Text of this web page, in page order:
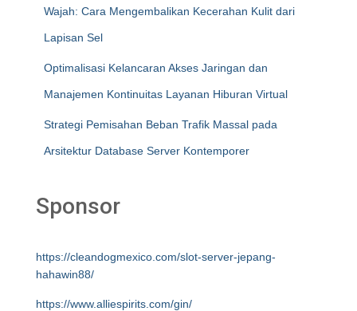
Wajah: Cara Mengembalikan Kecerahan Kulit dari
Lapisan Sel
Optimalisasi Kelancaran Akses Jaringan dan
Manajemen Kontinuitas Layanan Hiburan Virtual
Strategi Pemisahan Beban Trafik Massal pada
Arsitektur Database Server Kontemporer
Sponsor
https://cleandogmexico.com/slot-server-jepang-
hahawin88/
https://www.alliespirits.com/gin/